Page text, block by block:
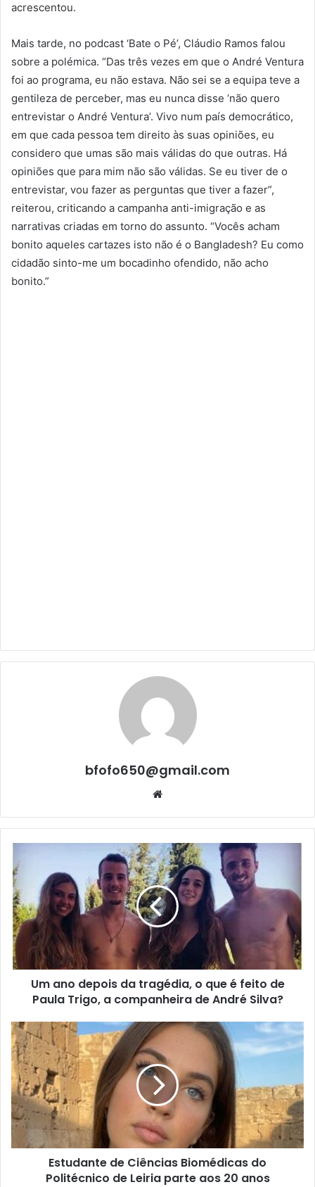
acrescentou.
Mais tarde, no podcast ‘Bate o Pé’, Cláudio Ramos falou
sobre a polémica. “Das três vezes em que o André Ventura
foi ao programa, eu não estava. Não sei se a equipa teve a
gentileza de perceber, mas eu nunca disse ‘não quero
entrevistar o André Ventura’. Vivo num país democrático,
em que cada pessoa tem direito às suas opiniões, eu
considero que umas são mais válidas do que outras. Há
opiniões que para mim não são válidas. Se eu tiver de o
entrevistar, vou fazer as perguntas que tiver a fazer”,
reiterou, criticando a campanha anti-imigração e as
narrativas criadas em torno do assunto. “Vocês acham
bonito aqueles cartazes isto não é o Bangladesh? Eu como
cidadão sinto-me um bocadinho ofendido, não acho
bonito.”
bfofo650@gmail.com
Website
Um ano depois da tragédia, o que é feito de
Paula Trigo, a companheira de André Silva?
Estudante de Ciências Biomédicas do
Politécnico de Leiria parte aos 20 anos